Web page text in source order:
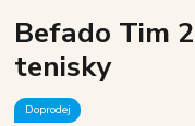
Befado Tim
tenisky
Doprodej